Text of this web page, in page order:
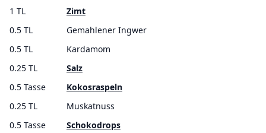
1 TL
Zimt
0.5 TL
Gemahlener Ingwer
0.5 TL
Kardamom
0.25 TL
Salz
0.5 Tasse
Kokosraspeln
0.25 TL
Muskatnuss
0.5 Tasse
Schokodrops